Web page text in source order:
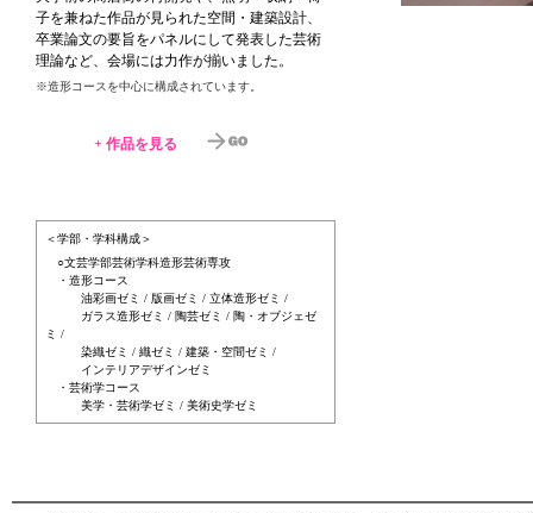
子を兼ねた作品が見られた空間・建築設計、
卒業論文の要旨をパネルにして発表した芸術
理論など、会場には力作が揃いました。
※造形コースを中心に構成されています。
+ 作品を見る
＜学部・学科構成＞
○文芸学部芸術学科造形芸術専攻
・造形コース
油彩画ゼミ / 版画ゼミ / 立体造形ゼミ /
ガラス造形ゼミ / 陶芸ゼミ / 陶・オブジェゼ
ミ /
染織ゼミ / 織ゼミ / 建築・空間ゼミ /
インテリアデザインゼミ
・芸術学コース
美学・芸術学ゼミ / 美術史学ゼミ